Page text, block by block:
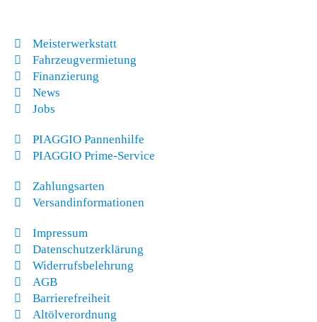
Meisterwerkstatt
Fahrzeugvermietung
Finanzierung
News
Jobs
PIAGGIO Pannenhilfe
PIAGGIO Prime-Service
Zahlungsarten
Versandinformationen
Impressum
Datenschutzerklärung
Widerrufsbelehrung
AGB
Barrierefreiheit
Altölverordnung